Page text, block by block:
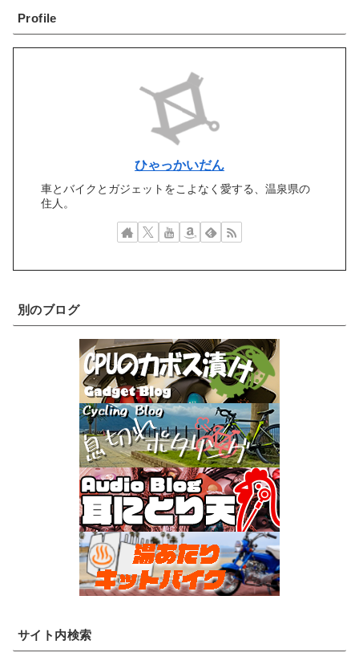
Profile
ひゃっかいだん
車とバイクとガジェットをこよなく愛する、温泉県の
住人。
別のブログ
サイト内検索